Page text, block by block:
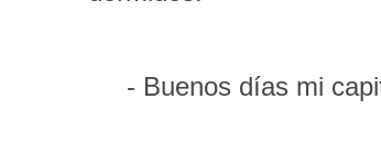
- Buenos días mi